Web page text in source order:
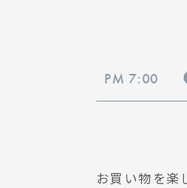
PM 7:00
お買い物を楽